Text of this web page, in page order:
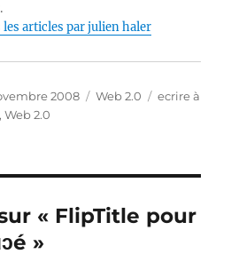
articles par julien haler
2008 Catégories
Web 2.0 Étiquettes
ecrire à
,Web 2.0
« FlipTitle pour
»